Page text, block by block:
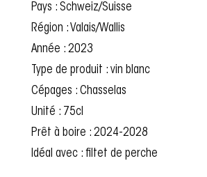
Pays : Schweiz/Suisse
Région : Valais/Wallis
Année : 2023
Type de produit : vin blanc
Cépages : Chasselas
Unité : 75cl
Prêt à boire : 2024-2028
Idéal avec : filtet de perche